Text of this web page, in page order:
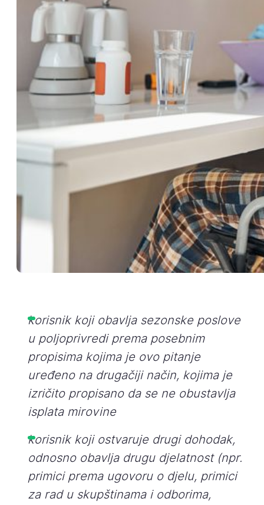
korisnik koji obavlja sezonske poslove
u poljoprivredi prema posebnim
propisima kojima je ovo pitanje
uređeno na drugačiji način, kojima je
izričito propisano da se ne obustavlja
isplata mirovine
korisnik koji ostvaruje drugi dohodak,
odnosno obavlja drugu djelatnost (npr.
primici prema ugovoru o djelu, primici
za rad u skupštinama i odborima,